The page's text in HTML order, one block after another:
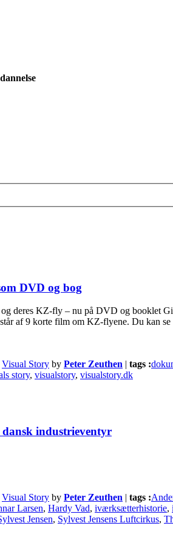
DVD og bog
deres KZ-fly – nu på DVD og booklet
af 9 korte film om KZ-flyene. Du kan
Visual Story by Peter Zeuthen | tags :
story, visualstory, visualstory.dk
industrieventyr
Visual Story by Peter Zeuthen | tags :
Larsen, Hardy Vad, iværksætterhistorie,
Jensen, Sylvest Jensens Luftcirkus,